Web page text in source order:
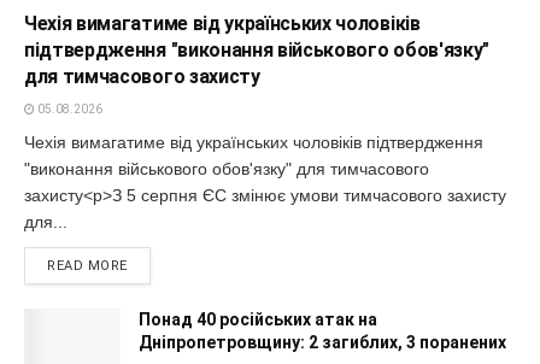
Чехія вимагатиме від українських чоловіків
підтвердження "виконання військового обов'язку"
для тимчасового захисту
05.08.2026
Чехія вимагатиме від українських чоловіків підтвердження
"виконання військового обов'язку" для тимчасового
захисту<p>З 5 серпня ЄС змінює умови тимчасового захисту
для...
READ MORE
Понад 40 російських атак на
Дніпропетровщину: 2 загиблих, 3 поранених